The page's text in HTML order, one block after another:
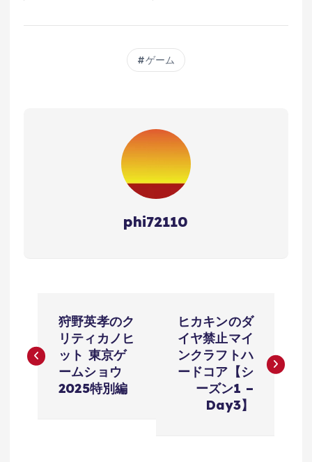
ゲーム
phi72110
稿
ナ
狩野英孝のク
リティカノヒ
ット 東京ゲ
ームショウ
2025特別編
ヒカキンのダ
イヤ禁止マイ
ンクラフトハ
ードコア【シ
ーズン1 –
Day3】